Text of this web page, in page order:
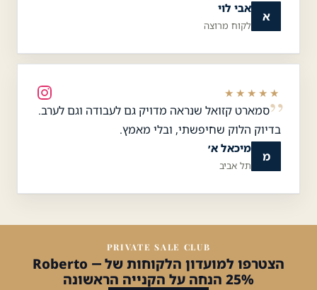
א
אבי לוי
לקוח מרוצה
★★★★★
סמארט קזואל שנראה מדויק גם לעבודה וגם לערב.
בדיוק הלוק שחיפשתי, ובלי מאמץ.
מ
מיכאל א׳
תל אביב
PRIVATE SALE CLUB
הצטרפו למועדון הלקוחות של Roberto —
25% הנחה על הקנייה הראשונה